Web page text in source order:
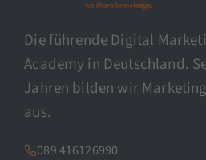
Die führende Digital
Academy in Deutschland.
Jahren bilden wir
aus.
089 416126990